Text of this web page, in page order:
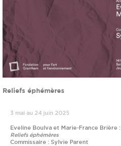
Reliefs éphémères
3 mai au 24 juin 2025
Eveline Boulva et Marie-France Brière :
Reliefs éphémères
Commissaire : Sylvie Parent